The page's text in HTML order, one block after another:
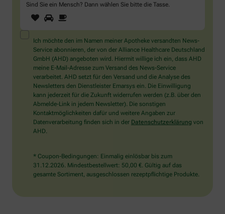
Sind Sie ein Mensch? Dann wählen Sie bitte die Tasse
Sind
Sie
ein
Mensch?
Dann
wählen
Sie
bitte
die
Tasse.
1 2
Ich möchte den im Namen meiner Apotheke versandten News-
Service abonnieren, der von der Alliance Healthcare Deutschland
GmbH (AHD) angeboten wird. Hiermit willige ich ein, dass AHD
meine E-Mail-Adresse zum Versand des News-Service
verarbeitet. AHD setzt für den Versand und die Analyse des
Newsletters den Dienstleister Emarsys ein. Die Einwilligung
kann jederzeit für die Zukunft widerrufen werden (z.B. über den
Abmelde-Link in jedem Newsletter). Die sonstigen
Kontaktmöglichkeiten dafür und weitere Angaben zur
Datenverarbeitung finden sich in der Datenschutzerklärung von
AHD.
* Coupon-Bedingungen: Einmalig einlösbar bis zum
31.12.2026. Mindestbestellwert: 50,00 €. Gültig auf das
gesamte Sortiment, ausgeschlossen rezeptpflichtige Produkte.